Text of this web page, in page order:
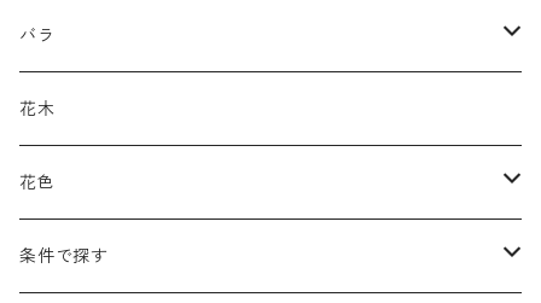
アキレア
カラミンタ
カルタ
サ行
サルウィア
サングイソルバ
タ行
タナケツム
タリクトルム
ナ行
ネペタ
ハ行
アクタエア
アコニツム
カ行
ギボウシ
キレンゲショウマ
タ行
ティアレラ
ドイツスズラン
ハ行
ブルネラ
マ行
ア行
エリムス
カ行
カスマンティウム
カレクス
サ行
スティパ
タ行
バラ
原種類
ハマナシの交配種（HRg）
ランブラー
花木
花色
黒
条件で探す